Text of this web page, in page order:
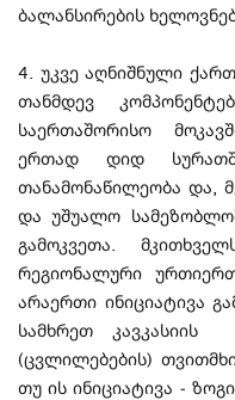
ბალანსირების
4. უკვე აღნიშნული
თანმდევ
საერთაშორისო
ერთად დიდ
თანამონაწილეობა და,
და უშუალო
გამოკვეთა.
რეგიონალური
არაერთი ინიციატივა
სამხრეთ კავკასიის
(ცვლილებების)
თუ ის ინიციატივა -